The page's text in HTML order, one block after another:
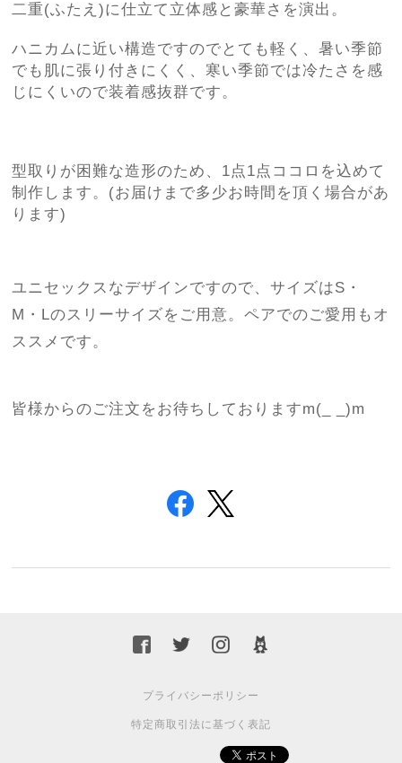
二重(ふたえ)に仕立て立体感と豪華さを演出。
ハニカムに近い構造ですのでとても軽く、暑い季節
でも肌に張り付きにくく、寒い季節では冷たさを感
じにくいので装着感抜群です。
型取りが困難な造形のため、1点1点ココロを込めて
制作します。(お届けまで多少お時間を頂く場合があ
ります)
ユニセックスなデザインですので、サイズはS・
M・Lのスリーサイズをご用意。ペアでのご愛用もオ
ススメです。
皆様からのご注文をお待ちしておりますm(_ _)m
プライバシーポリシー
特定商取引法に基づく表記